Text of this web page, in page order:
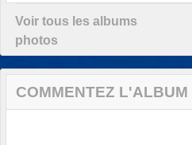
Voir tous les albums
photos
COMMENTEZ L'ALBUM